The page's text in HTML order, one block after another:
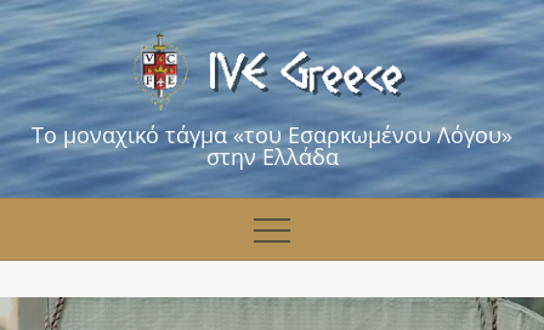
Skip
to
content
Το μοναχικό τάγμα «του Εσαρκωμένου Λόγου»
στην Ελλάδα